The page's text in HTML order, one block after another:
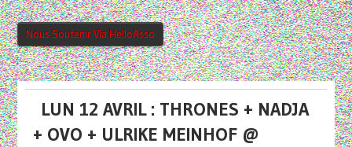
Nous Soutenir Via HelloAsso
LUN 12 AVRIL : THRONES + NADJA
+ OVO + ULRIKE MEINHOF @